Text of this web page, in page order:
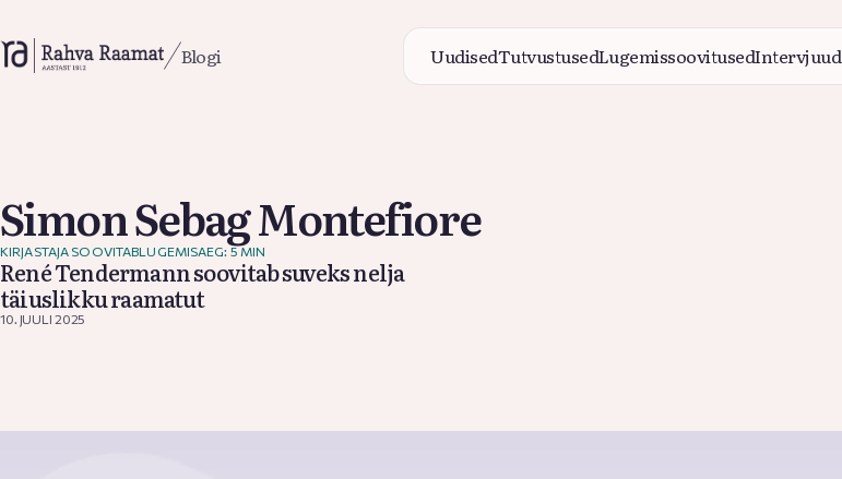
Blogi UudisedTutvustusedLugemissoovitusedIntervjuud
UudisedTutvustusedLugemissoovitusedIntervjuud
Blogi
Simon Sebag Montefiore
KIRJASTAJA SOOVITABLUGEMISAEG: 5 MIN
René Tendermann soovitab suveks nelja
täiuslikku raamatut
10. JUULI 2025